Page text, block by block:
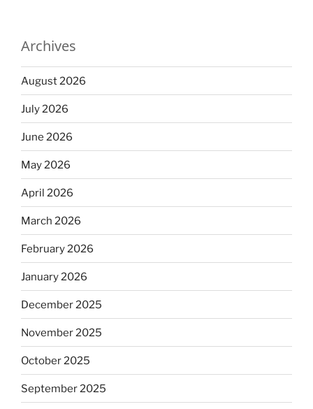
Archives
August 2026
July 2026
June 2026
May 2026
April 2026
March 2026
February 2026
January 2026
December 2025
November 2025
October 2025
September 2025